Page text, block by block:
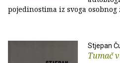
pojedinostima iz svoga osobnog
Stjepan
Tumač